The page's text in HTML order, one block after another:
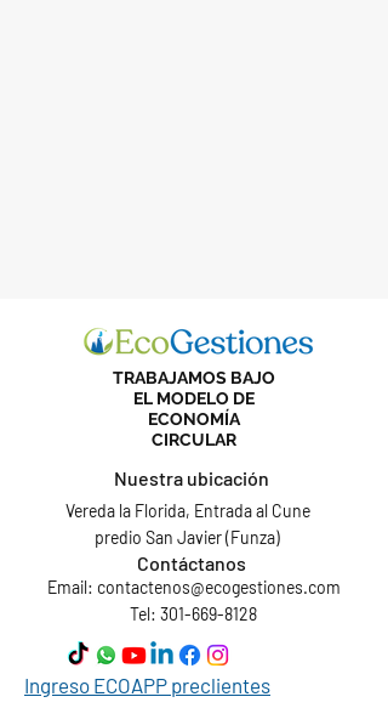
TRABAJAMOS BAJO
EL MODELO DE
ECONOMÍA
CIRCULAR
Nuestra ubicación
Vereda la Florida, Entrada al Cune
predio San Javier (Funza)
Contáctanos
Email: contactenos@ecogestiones.com
Tel: 301-669-8128
Ingreso ECOAPP preclientes